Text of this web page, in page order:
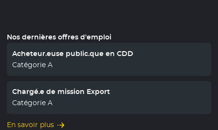
Nos dernières offres d'emploi
Acheteur.euse public.que en CDD
Catégorie A
Chargé.e de mission Export
Catégorie A
En savoir plus